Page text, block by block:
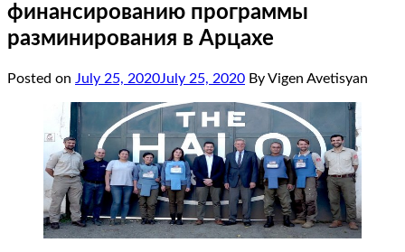
финансированию программы
разминирования в Арцахе
Posted on July 25, 2020July 25, 2020 By Vigen Avetisyan